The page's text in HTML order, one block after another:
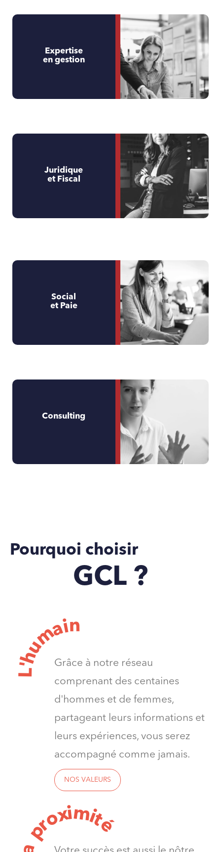
Expertise
en gestion
Juridique
et Fiscal
Social
et Paie
Consulting
Pourquoi choisir
GCL ?
L
'
h
u
main
Grâce à notre réseau
comprenant des centaines
d'hommes et de femmes,
partageant leurs informations et
leurs expériences, vous serez
accompagné comme jamais.
NOS VALEURS
p
r
ox
imi
t
é